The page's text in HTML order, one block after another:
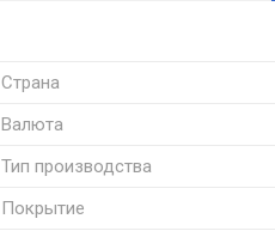
Страна
Валюта
Тип производства
Покрытие